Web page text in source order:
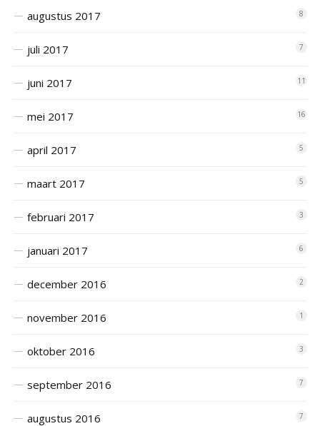
augustus 2017 8
juli 2017 7
juni 2017 11
mei 2017 16
april 2017 5
maart 2017 5
februari 2017 3
januari 2017 6
december 2016 2
november 2016 1
oktober 2016 3
september 2016 7
augustus 2016 7